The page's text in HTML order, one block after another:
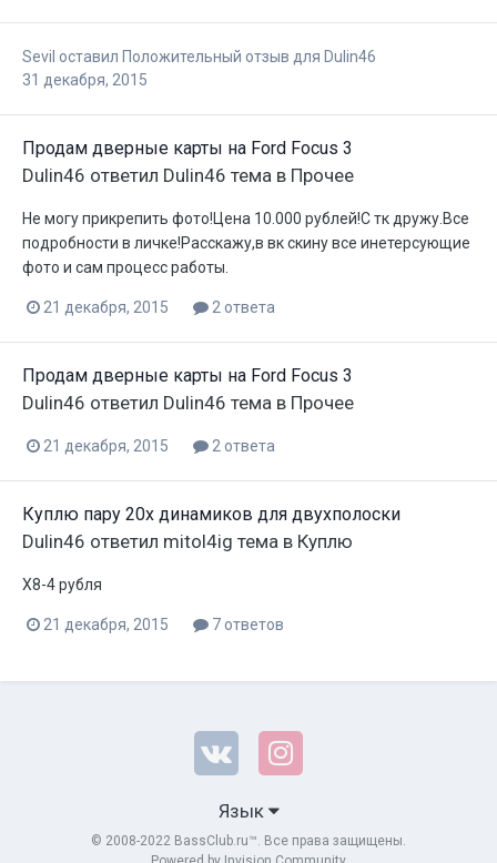
Sevil оставил Положительный отзыв для Dulin46
31 декабря, 2015
Продам дверные карты на Ford Focus 3
Dulin46 ответил Dulin46 тема в Прочее
Не могу прикрепить фото!Цена 10.000 рублей!С тк дружу.Все
подробности в личке!Расскажу,в вк скину все инетерсующие
фото и сам процесс работы.
21 декабря, 2015 2 ответа
Продам дверные карты на Ford Focus 3
Dulin46 ответил Dulin46 тема в Прочее
21 декабря, 2015 2 ответа
Куплю пару 20х динамиков для двухполоски
Dulin46 ответил mitol4ig тема в Куплю
X8-4 рубля
21 декабря, 2015 7 ответов
Язык
© 2008-2022 BassClub.ru™. Все права защищены.